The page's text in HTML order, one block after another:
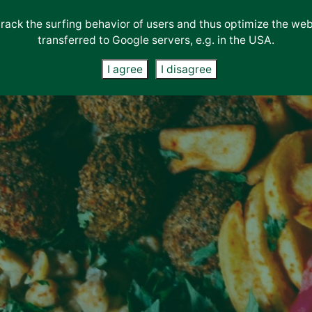
Διαπιστεύσεις
&
Πιστοποιήσεις
Νέα
Επικοινωνία
Συμβουλευτικές
Η
Διαπιστεύσεις &
the surfing behavior of users and thus optimize the
transferred to Google servers, e.g. in the USA.
I agree I disagree